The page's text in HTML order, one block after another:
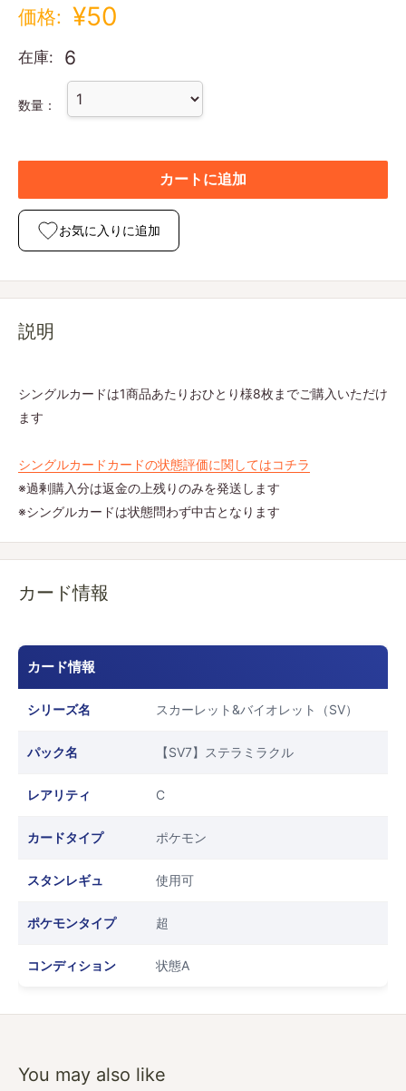
価格: ¥50
在庫: 6
数量：
カートに追加
お気に入りに追加
説明
シングルカードは1商品あたりおひとり様8枚までご購入いただけ
ます
シングルカードカードの状態評価に関してはコチラ
※過剰購入分は返金の上残りのみを発送します
※シングルカードは状態問わず中古となります
カード情報
カード情報
シリーズ名 スカーレット&バイオレット（SV）
パック名 【SV7】ステラミラクル
レアリティ C
カードタイプ ポケモン
スタンレギュ 使用可
ポケモンタイプ 超
コンディション 状態A
You may also like